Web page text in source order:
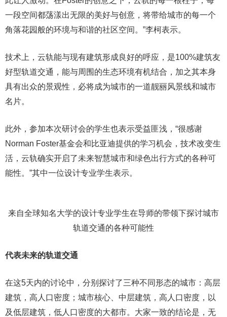
一段空间都荡漾出无限的美好与创意，将带给城市的每一个
角落花园般的环境与和谐的社区空间。”李柯表示。
技术上，云轨能与现有建筑形成良好的呼应，是100%建筑友
好型轨道交通，能与周围的生态环境有机结合，加之其本身
具有出众的景观性，必将成为城市的一道靓丽风景线和城市
名片。
此外，参加本次研讨会的学生也表示受益匪浅，“很感谢
Norman Foster基金会和比亚迪提供的学习机会，技术改变生
活，云轨确实开启了未来智慧城市和绿色出行方式的各种可
能性。”其中一位设计专业学生表示。
来自全球知名大学的设计专业学生在导师的带领下探讨城市
轨道交通的各种可能性
代表未来的轨道交通
在这5天内的讨论中，分别探讨了三种不同形态的城市：高层
建筑，高人口密度；城市核心、中层建筑，高人口密度，以
及低层建筑，低人口密度的大都市。大家一致的结论是，无